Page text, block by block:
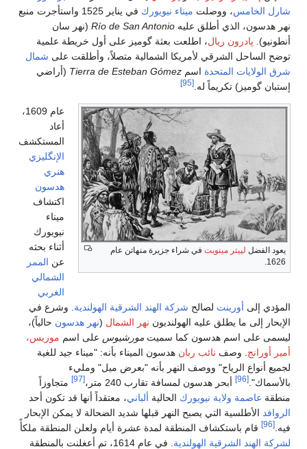
في يناير 1525 واستأجرت منبع
Río de San (نهر سان
گوميز على أول خريطة علمية
متصلاً، وأطلقت على شمال
Tierra de Esteban(أراضي
منهاتن عام
عام 1609،
المستكشف
الإنگليزي
هنري
هدسون
اكتشاف
ميناء
نيويورك
أثناء بحثه
الشمالي
الشرقية الهولندية. وشرع في
نهر الشمال( نهر هدسونحالياً)،
مورشيوسعلى اسمموريس،
بأنه: "ميناء جيد للغية
"بعرض ميل" ومليء
240 متر،
[97]
متجاوزاً
ألباني، معتقداً أنها قد تكون أحد
شديد الضحالة لا يمكن الإبحار
عشرة أيام ولعلن المنطقة ملكأً
. في عام 1614، تم أعغلنت بالمنطقة